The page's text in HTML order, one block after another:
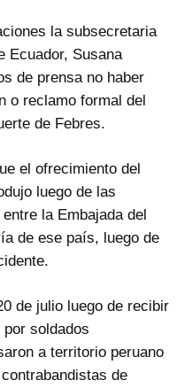
la subsecretaria
Ecuador, Susana
de prensa no haber
o reclamo formal del
de Febres.
el ofrecimiento del
luego de las
la Embajada del
de ese país, luego de
de julio luego de recibir
soldados
a territorio peruano
de